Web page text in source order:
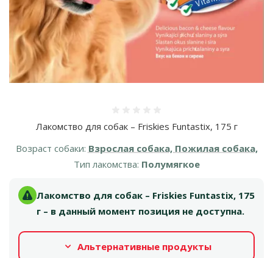
Лакомство для собак – Friskies Funtastix, 175 г
Возраст собаки: Взрослая собака, Пожилая собака,
Тип лакомства: Полумягкое
Лакомство для собак – Friskies Funtastix, 175
г – в данный момент позиция не доступна.
Альтернативные продукты